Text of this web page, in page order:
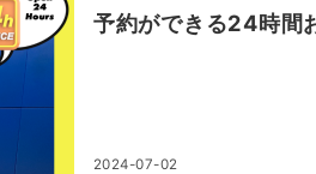
予約ができる24時間
2024-07-02